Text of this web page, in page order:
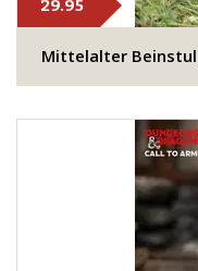
29.95
Mittelalter